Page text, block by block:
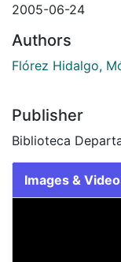
2005-06-24
Authors
Flórez Hidalgo,
Publisher
Biblioteca
Images &